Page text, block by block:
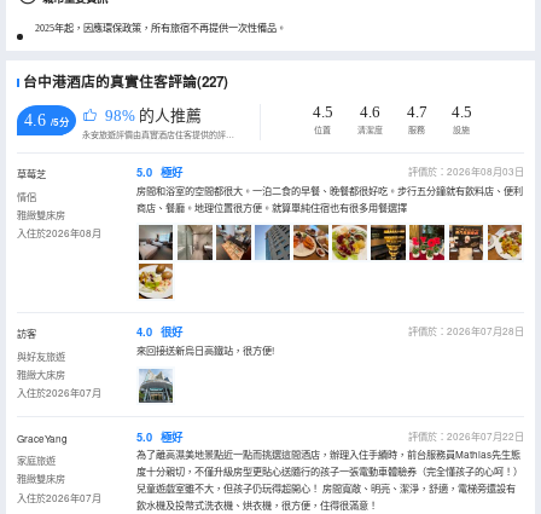
2025年起，因應環保政策，所有旅宿不再提供一次性備品。
台中港酒店的真實住客評論(227)
4.6 /5分 98% 的人推薦
永安旅遊評價由真實酒店住客提供的評價。
4.5
位置
4.6
清潔度
4.7
服務
4.5
設施
草莓芝
情侶
雅緻雙床房
入住於2026年08月
5.0 極好
評價於：2026年08月03日
房間和浴室的空間都很大。一泊二食的早餐、晚餐都很好吃。步行五分鐘就有飲料店、便利
商店、餐廳。地理位置很方便。就算單純住宿也有很多用餐選擇
訪客
與好友旅遊
雅緻大床房
入住於2026年07月
4.0 很好
評價於：2026年07月28日
來回接送新烏日高鐵站，很方便!
GraceYang
家庭旅遊
雅緻雙床房
入住於2026年07月
5.0 極好
評價於：2026年07月22日
為了離高濕美地景點近一點而挑選這間酒店，辦理入住手續時，前台服務員Mathias先生態
度十分親切，不僅升級房型更貼心送隨行的孩子一張電動車體驗券（完全懂孩子的心呵！）
兒童遊戲室雖不大，但孩子仍玩得超開心！ 房間寬敞、明亮、潔淨，舒適，電梯旁還設有
飲水機及投幣式洗衣機、烘衣機，很方便，住得很滿意！